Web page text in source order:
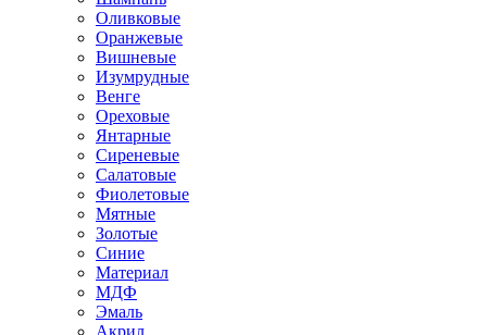
Оливковые
Оранжевые
Вишневые
Изумрудные
Венге
Ореховые
Янтарные
Сиреневые
Салатовые
Фиолетовые
Мятные
Золотые
Синие
Материал
МДФ
Эмаль
Акрил